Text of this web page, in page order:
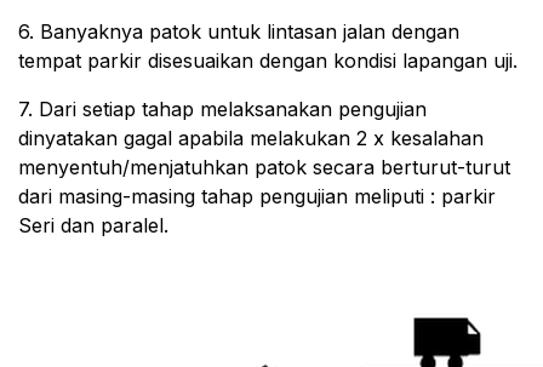
6. Banyaknya patok untuk lintasan jalan dengan
tempat parkir disesuaikan dengan kondisi lapangan uji.
7. Dari setiap tahap melaksanakan pengujian
dinyatakan gagal apabila melakukan 2 x kesalahan
menyentuh/menjatuhkan patok secara berturut-turut
dari masing-masing tahap pengujian meliputi : parkir
Seri dan paralel.